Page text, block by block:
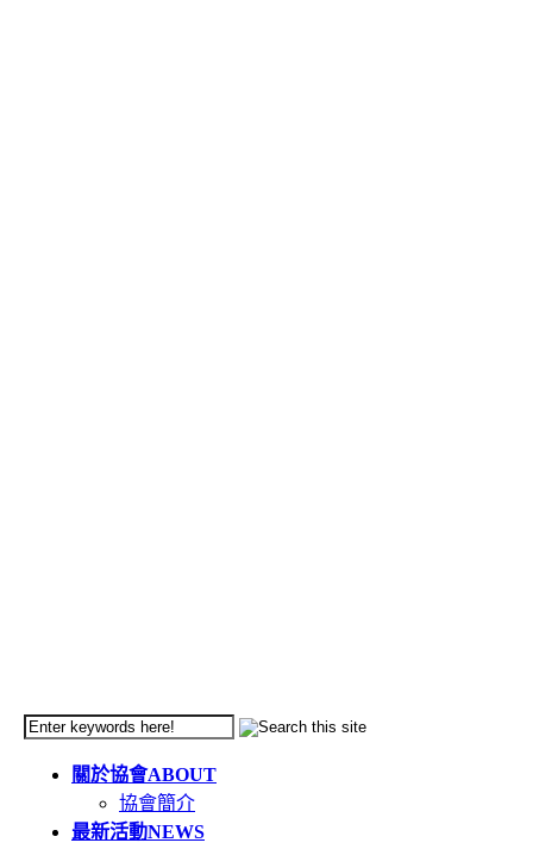
關於協會ABOUT
協會簡介
最新活動NEWS